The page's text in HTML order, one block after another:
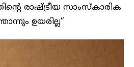
രാഷ്ട്രീയ സാംസ്‌കാരിക
ഉയരില്ല”